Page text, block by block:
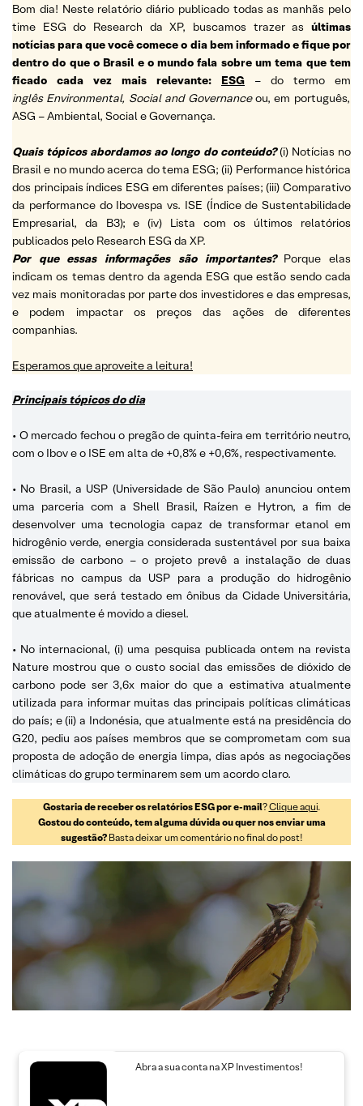
Bom dia! Neste relatório diário publicado todas as manhãs pelo
time ESG do Research da XP, buscamos trazer as últimas
notícias para que você comece o dia bem informado e fique por
dentro do que o Brasil e o mundo fala sobre um tema que tem
ficado cada vez mais relevante:
ESG
– do termo em
inglês Environmental, Social and Governanceou, em português,
ASG – Ambiental, Social e Governança.
Quais tópicos abordamos ao longo do conteúdo? (i) Notícias no
Brasil e no mundo acerca do tema ESG; (ii) Performance histórica
dos principais índices ESG em diferentes países; (iii) Comparativo
da performance do Ibovespa vs. ISE (Índice de Sustentabilidade
Empresarial, da B3); e (iv) Lista com os últimos relatórios
publicados pelo Research ESG da XP.
Por que essas informações são importantes? Porque elas
indicam os temas dentro da agenda ESG que estão sendo cada
vez mais monitoradas por parte dos investidores e das empresas,
e podem impactar os preços das ações de diferentes
companhias.
Esperamos que aproveite a leitura!
Principais tópicos do dia
• O mercado fechou o pregão de quinta-feira em território neutro,
com o Ibov e o ISE em alta de +0,8% e +0,6%, respectivamente.
• No Brasil, a USP (Universidade de São Paulo) anunciou ontem
uma parceria com a Shell Brasil, Raízen e Hytron, a fim de
desenvolver uma tecnologia capaz de transformar etanol em
hidrogênio verde, energia considerada sustentável por sua baixa
emissão de carbono – o projeto prevê a instalação de duas
fábricas no campus da USP para a produção do hidrogênio
renovável, que será testado em ônibus da Cidade Universitária,
que atualmente é movido a diesel.
• No internacional, (i) uma pesquisa publicada ontem na revista
Nature mostrou que o custo social das emissões de dióxido de
carbono pode ser 3,6x maior do que a estimativa atualmente
utilizada para informar muitas das principais políticas climáticas
do país; e (ii) a Indonésia, que atualmente está na presidência do
G20, pediu aos países membros que se comprometam com sua
proposta de adoção de energia limpa, dias após as negociações
climáticas do grupo terminarem sem um acordo claro.
Gostaria de receber os relatórios ESG por e-mail?Clique aqui.
Gostou do conteúdo, tem alguma dúvida ou quer nos enviar uma
sugestão?Basta deixar um comentário no final do post!
Abra a sua conta na XP Investimentos!